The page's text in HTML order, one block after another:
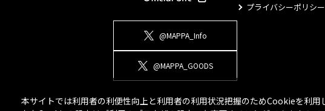
@MAPPA_Info
@MAPPA_GOODS
プライバシーポリシー
本サイトでは利用者の利便性向上と利用者の利用状況把握のためCookieを利用